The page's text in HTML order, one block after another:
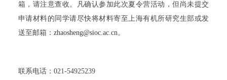
箱，请注意查收。凡确认参加此次夏令营活动，但尚未提交
申请材料的同学请尽快将材料寄至上海有机所研究生部或发
送至邮箱： zhaosheng@sioc.ac.cn。
联系电话： 021-54925239